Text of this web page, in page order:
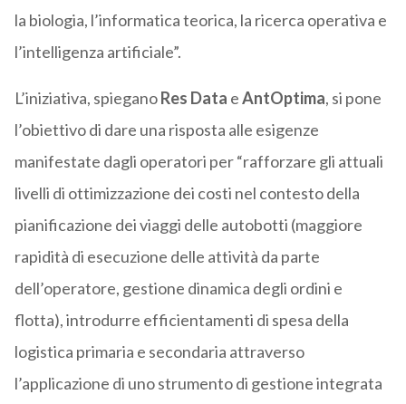
la biologia, l’informatica teorica, la ricerca operativa e
l’intelligenza artificiale”.
L’iniziativa, spieganoRes Data eAntOptima, si pone
l’obiettivo di dare una risposta alle esigenze
manifestate dagli operatori per “rafforzare gli attuali
livelli di ottimizzazione dei costi nel contesto della
pianificazione dei viaggi delle autobotti (maggiore
rapidità di esecuzione delle attività da parte
dell’operatore, gestione dinamica degli ordini e
flotta), introdurre efficientamenti di spesa della
logistica primaria e secondaria attraverso
l’applicazione di uno strumento di gestione integrata